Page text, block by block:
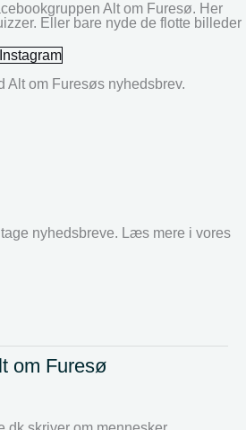
Alt om Furesø. Her
Eller bare nyde de flotte billeder
Instagram
Alt om Furesøs nyhedsbrev.
nyhedsbreve. Læs mere i vores
om Furesø